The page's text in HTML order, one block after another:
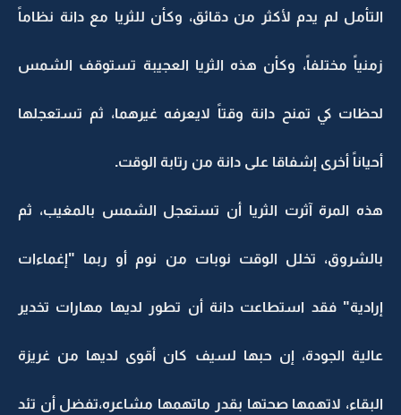
التأمل لم يدم لأكثر من دقائق، وكأن للثريا مع دانة نظاماً
زمنياً مختلفاً، وكأن هذه الثريا العجيبة تستوقف الشمس
لحظات كي تمنح دانة وقتاً لايعرفه غيرهما، ثم تستعجلها
أحياناً أخرى إشفاقا على دانة من رتابة الوقت.
هذه المرة آثرت الثريا أن تستعجل الشمس بالمغيب، ثم
بالشروق، تخلل الوقت نوبات من نوم أو ربما "إغماءات
إرادية" فقد استطاعت دانة أن تطور لديها مهارات تخدير
عالية الجودة، إن حبها لسيف كان أقوى لديها من غريزة
البقاء، لاتهمها صحتها بقدر ماتهمها مشاعره،تفضل أن تئد